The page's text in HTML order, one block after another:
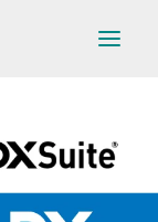
ューズメント系
率化